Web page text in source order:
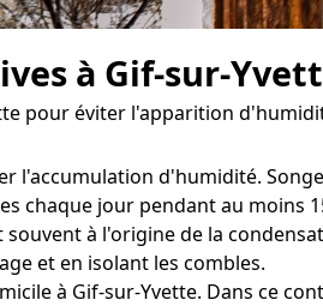
à Gif-sur-
pour éviter l'apparition
l'accumulation d'humidité.
chaque jour pendant au moins
à l'origine de la
et en isolant les combles.
à Gif-sur-Yvette. Dans ce